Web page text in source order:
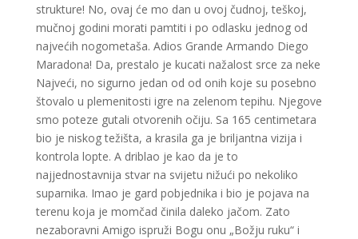
strukture! No, ovaj će mo dan u ovoj čudnoj, teškoj,
mučnoj godini morati pamtiti i po odlasku jednog od
najvećih nogometaša. Adios Grande Armando Diego
Maradona! Da, prestalo je kucati nažalost srce za neke
Najveći, no sigurno jedan od od onih koje su posebno
štovalo u plemenitosti igre na zelenom tepihu. Njegove
smo poteze gutali otvorenih očiju. Sa 165 centimetara
bio je niskog težišta, a krasila ga je briljantna vizija i
kontrola lopte. A driblao je kao da je to
najjednostavnija stvar na svijetu nižući po nekoliko
suparnika. Imao je gard pobjednika i bio je pojava na
terenu koja je momčad činila daleko jačom. Zato
nezaboravni Amigo ispruži Bogu onu „Božju ruku“ i